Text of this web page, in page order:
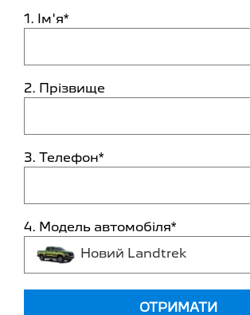
1. Ім'я*
2. Прізвище
3. Телефон*
4. Модель автомобіля*
Новий Landtrek
ОТРИМАТИ